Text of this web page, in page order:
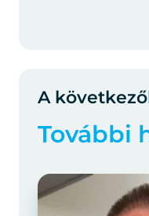
A
További